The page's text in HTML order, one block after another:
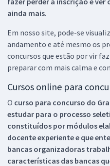
ainda mais.
Em nosso site, pode-se
andamento e até mesmo os
concursos que estão por vir
preparar com mais calma e
Cursos online para
O curso para concurso do
estudar para o processo
constituídos por módulos
docente experiente e que
bancas organizadoras
características das bancas